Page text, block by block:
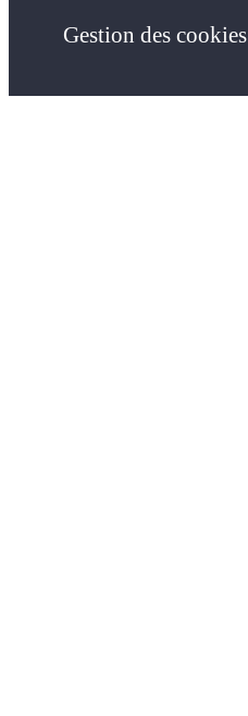
Gestion des cookies